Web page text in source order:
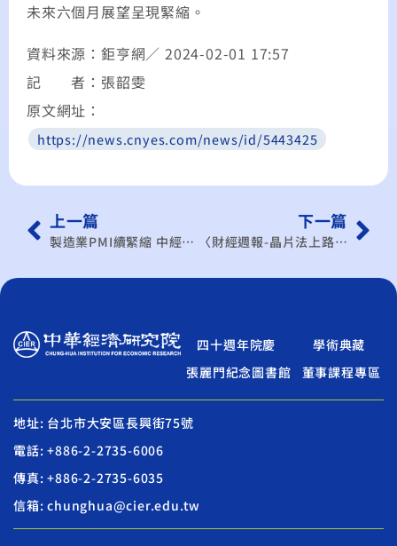
未來六個月展望呈現緊縮。
資料來源：鉅亨網／ 2024-02-01 17:57
記 者：張韶雯
原文網址：
https://news.cnyes.com/news/id/5443425
上一篇
製造業PMI續緊縮 中經院：破浪前行 穩健為上
下一篇
〈財經週報-晶片法上路〉力保半導體業優勢 學者：引導先進製程根留台灣
四十週年院慶
學術典藏
張麗門紀念圖書館
董事課程專區
地址: 台北市大安區長興街75號
電話: +886-2-2735-6006
傳真: +886-2-2735-6035
信箱: chunghua@cier.edu.tw